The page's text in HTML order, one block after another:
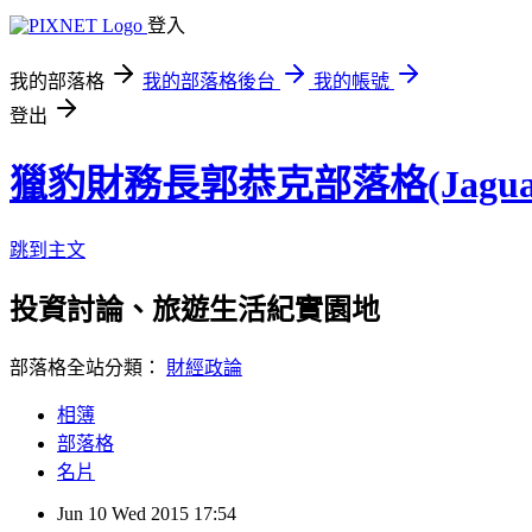
登入
我的部落格 我的部落格後台
我的帳號
登出
獵豹財務長郭恭克部落格
跳到主文
投資討論、旅遊生活紀實園地
部落格全站分類： 財經政論
相簿
部落格
名片
Jun 10 Wed 2015 17:54